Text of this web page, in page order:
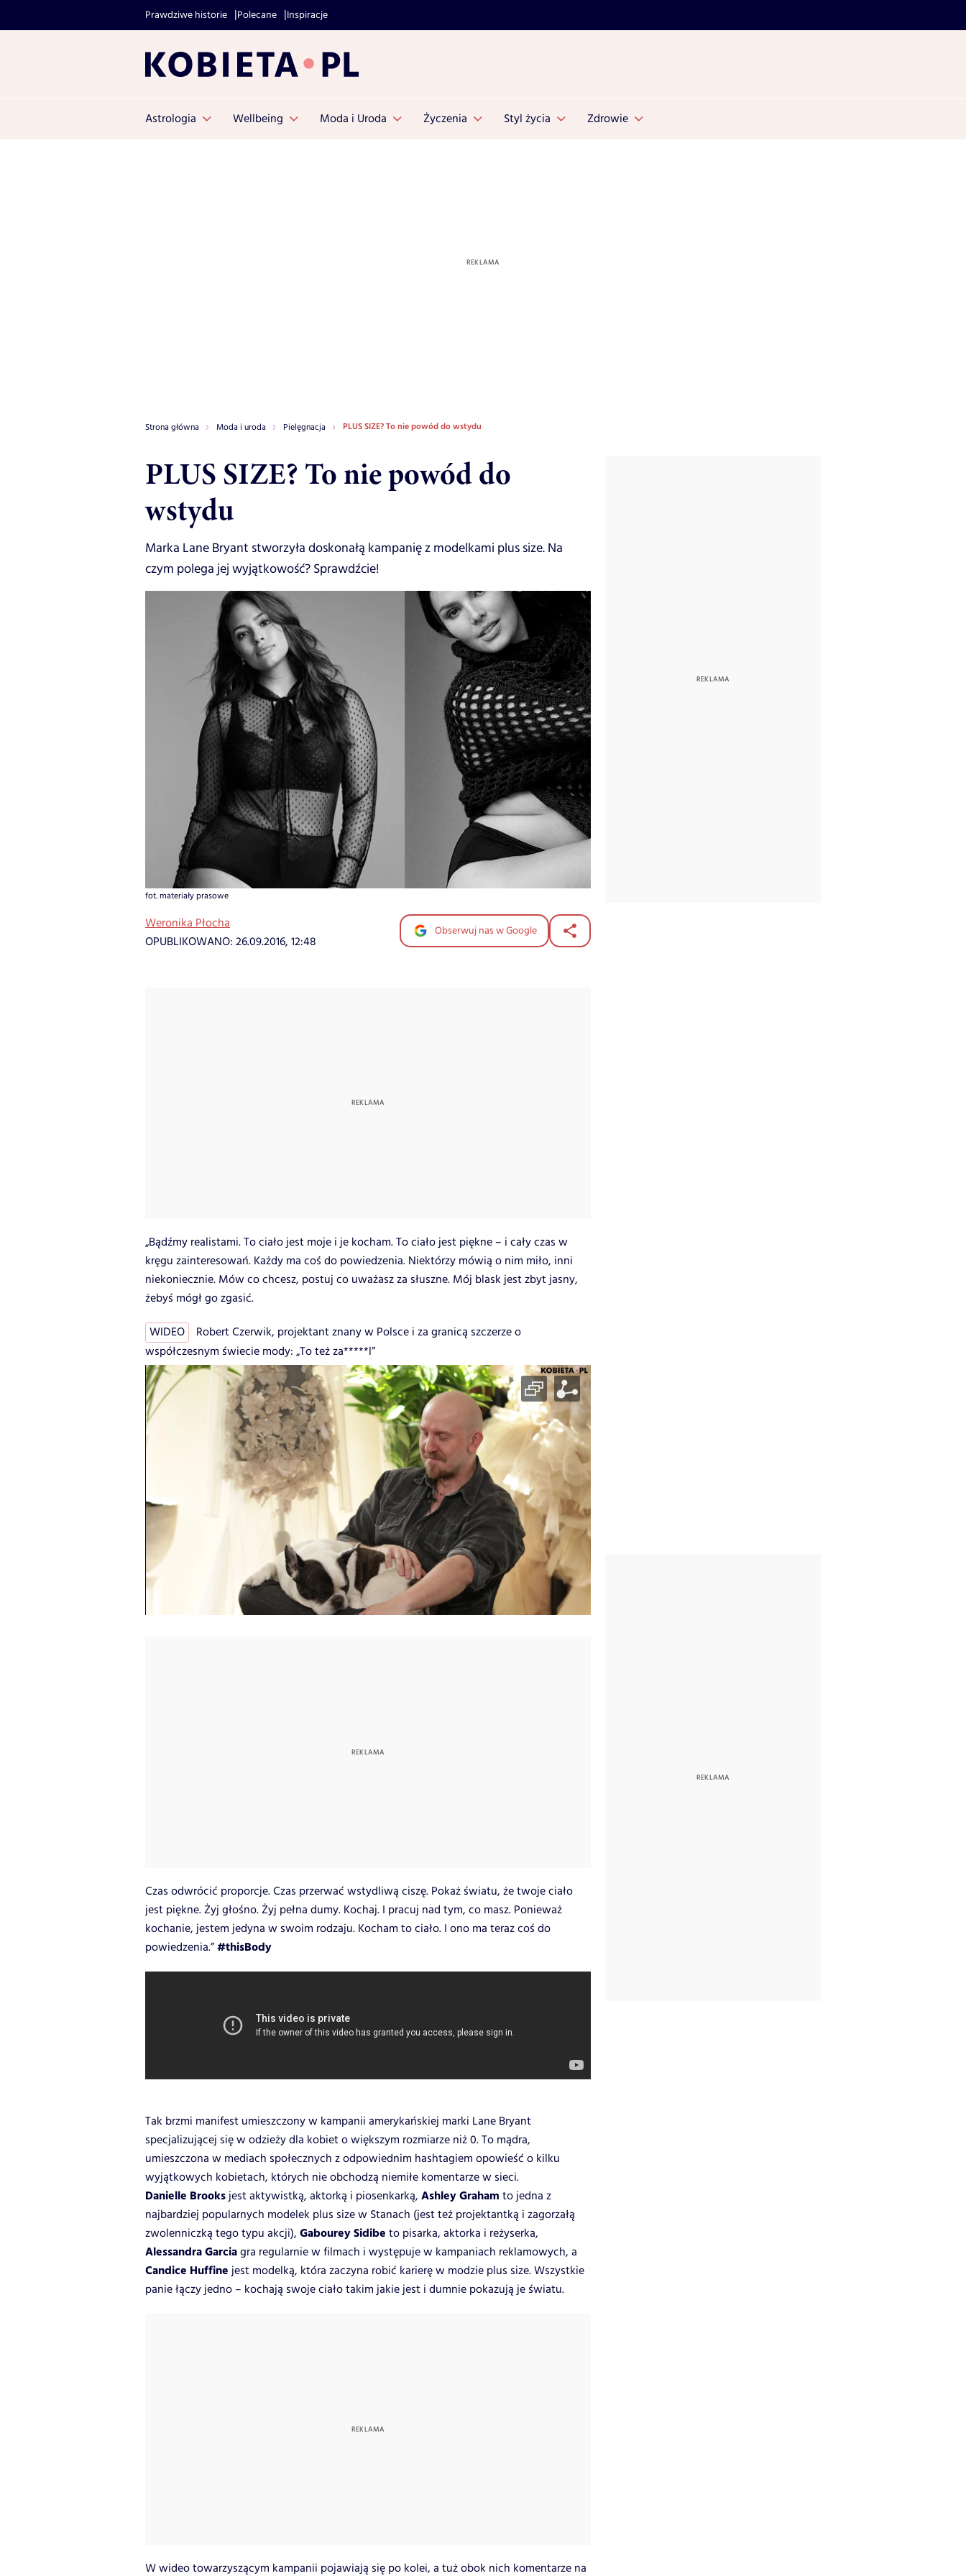
Prawdziwe historie Polecane Inspiracje
Astrologia Wellbeing Moda i Uroda Życzenia Styl życia Zdrowie
Strona główna Moda i uroda Pielęgnacja PLUS SIZE? To nie powód do wstydu
PLUS SIZE? To nie powód do
wstydu
Marka Lane Bryant stworzyła doskonałą kampanię z modelkami plus size. Na
czym polega jej wyjątkowość? Sprawdźcie!
fot. materiały prasowe
Weronika Płocha
OPUBLIKOWANO: 26.09.2016, 12:48
Obserwuj nas w Google
„Bądźmy realistami. To ciało jest moje i je kocham. To ciało jest piękne – i cały czas w
kręgu zainteresowań. Każdy ma coś do powiedzenia. Niektórzy mówią o nim miło, inni
niekoniecznie. Mów co chcesz, postuj co uważasz za słuszne. Mój blask jest zbyt jasny,
żebyś mógł go zgasić.
WIDEO
Robert Czerwik, projektant znany w Polsce i za granicą szczerze o
współczesnym świecie mody: „To też za*****l”
Czas odwrócić proporcje. Czas przerwać wstydliwą ciszę. Pokaż światu, że twoje ciało
jest piękne. Żyj głośno. Żyj pełna dumy. Kochaj. I pracuj nad tym, co masz. Ponieważ
kochanie, jestem jedyna w swoim rodzaju. Kocham to ciało. I ono ma teraz coś do
powiedzenia.”#thisBody
Tak brzmi manifest umieszczony w kampanii amerykańskiej marki Lane Bryant
specjalizującej się w odzieży dla kobiet o większym rozmiarze niż 0. To mądra,
umieszczona w mediach społecznych z odpowiednim hashtagiem opowieść o kilku
wyjątkowych kobietach, których nie obchodzą niemiłe komentarze w sieci.
Danielle Brooksjest aktywistką, aktorką i piosenkarką, Ashley Graham to jedna z
najbardziej popularnych modelek plus size w Stanach (jest też projektantką i zagorzałą
zwolenniczką tego typu akcji), Gabourey Sidibe to pisarka, aktorka i reżyserka,
Alessandra Garciagra regularnie w filmach i występuje w kampaniach reklamowych, a
Candice Huffinejest modelką, która zaczyna robić karierę w modzie plus size.Wszystkie
panie łączy jedno – kochają swoje ciało takim jakie jest i dumnie pokazują je światu.
W wideo towarzyszącym kampanii pojawiają się po kolei, a tuż obok nich komentarze na